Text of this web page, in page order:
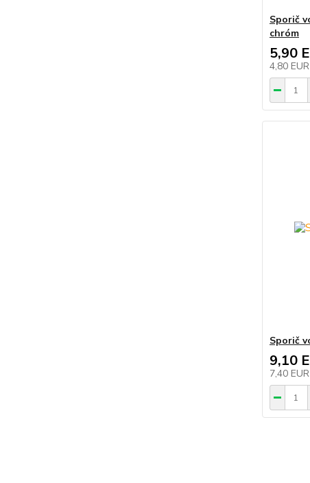
Sporič
chróm
5,90
4,80 EUR
Sporič
9,10
7,40 EUR